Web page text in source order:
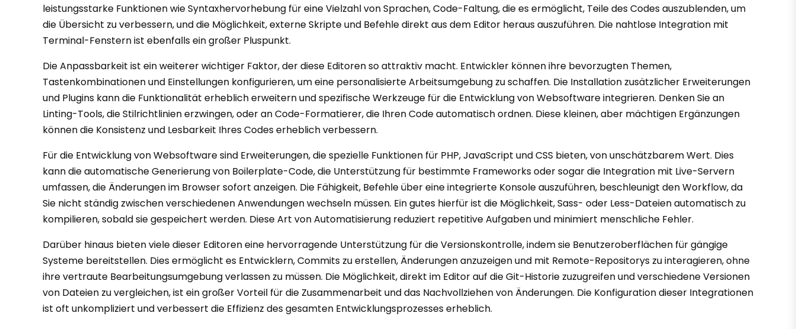
leistungsstarke Funktionen wie Syntaxhervorhebung für eine Vielzahl von Sprachen, Code-Faltung, die es ermöglicht, Teile des Codes auszublenden, um
die Übersicht zu verbessern, und die Möglichkeit, externe Skripte und Befehle direkt aus dem Editor heraus auszuführen. Die nahtlose Integration mit
Terminal-Fenstern ist ebenfalls ein großer Pluspunkt.
Die Anpassbarkeit ist ein weiterer wichtiger Faktor, der diese Editoren so attraktiv macht. Entwickler können ihre bevorzugten Themen,
Tastenkombinationen und Einstellungen konfigurieren, um eine personalisierte Arbeitsumgebung zu schaffen. Die Installation zusätzlicher Erweiterungen
und Plugins kann die Funktionalität erheblich erweitern und spezifische Werkzeuge für die Entwicklung von Websoftware integrieren. Denken Sie an
Linting-Tools, die Stilrichtlinien erzwingen, oder an Code-Formatierer, die Ihren Code automatisch ordnen. Diese kleinen, aber mächtigen Ergänzungen
können die Konsistenz und Lesbarkeit Ihres Codes erheblich verbessern.
Für die Entwicklung von Websoftware sind Erweiterungen, die spezielle Funktionen für PHP, JavaScript und CSS bieten, von unschätzbarem Wert. Dies
kann die automatische Generierung von Boilerplate-Code, die Unterstützung für bestimmte Frameworks oder sogar die Integration mit Live-Servern
umfassen, die Änderungen im Browser sofort anzeigen. Die Fähigkeit, Befehle über eine integrierte Konsole auszuführen, beschleunigt den Workflow, da
Sie nicht ständig zwischen verschiedenen Anwendungen wechseln müssen. Ein gutes hierfür ist die Möglichkeit, Sass- oder Less-Dateien automatisch zu
kompilieren, sobald sie gespeichert werden. Diese Art von Automatisierung reduziert repetitive Aufgaben und minimiert menschliche Fehler.
Darüber hinaus bieten viele dieser Editoren eine hervorragende Unterstützung für die Versionskontrolle, indem sie Benutzeroberflächen für gängige
Systeme bereitstellen. Dies ermöglicht es Entwicklern, Commits zu erstellen, Änderungen anzuzeigen und mit Remote-Repositorys zu interagieren, ohne
ihre vertraute Bearbeitungsumgebung verlassen zu müssen. Die Möglichkeit, direkt im Editor auf die Git-Historie zuzugreifen und verschiedene Versionen
von Dateien zu vergleichen, ist ein großer Vorteil für die Zusammenarbeit und das Nachvollziehen von Änderungen. Die Konfiguration dieser Integrationen
ist oft unkompliziert und verbessert die Effizienz des gesamten Entwicklungsprozesses erheblich.